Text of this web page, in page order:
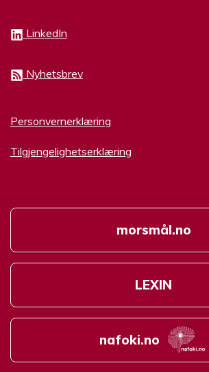
LinkedIn
Nyhetsbrev
Personvernerklæring
Tilgjengelighetserklæring
morsmål.no
LEXIN
nafoki.no